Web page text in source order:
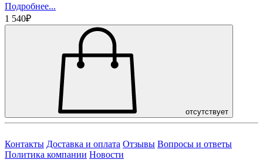
Подробнее...
1 540₽
отсутствует
Контакты Доставка и оплата Отзывы Вопросы и ответы
Политика компании Новости